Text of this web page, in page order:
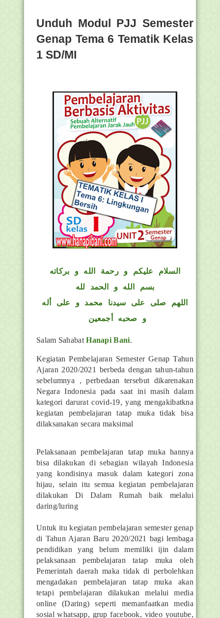
Unduh Modul PJJ Semester
Genap Tema 6 Tematik Kelas
1 SD/MI
السلام عليكم و رحمة الله و بركاته
بسم الله و الحمد لله
اللهم صلى على سيدنا محمد و على أله
و صحبه أجمعين
Salam SahabatHanapi Bani.
Kegiatan Pembelajaran Semester Genap Tahun
Ajaran 2020/2021 berbeda dengan tahun-tahun
sebelumnya , perbedaan tersebut dikarenakan
Negara Indonesia pada saat ini masih dalam
kategori darurat covid-19, yang mengakibatkna
kegiatan pembelajaran tatap muka tidak bisa
dilaksanakan secara maksimal
Pelaksanaan pembelajaran tatap muka hannya
bisa dilakukan di sebagian wilayah Indonesia
yang kondisinya masuk dalam kategori zona
hijau, selain itu semua kegiatan pembelajaran
dilakukan Di Dalam Rumah baik melalui
daring/luring
Untuk itu kegiatan pembelajaran semester genap
di Tahun Ajaran Baru 2020/2021 bagi lembaga
pendidikan yang belum memiliki ijin dalam
pelaksanaan pembelajaran tatap muka oleh
Pemerintah daerah maka tidak di perbolehkan
mengadakan pembelajaran tatap muka akan
tetapi pembelajaran dilakukan melalui media
online (Daring) seperti memanfaatkan media
sosial whatsapp, grup facebook, video youtube,